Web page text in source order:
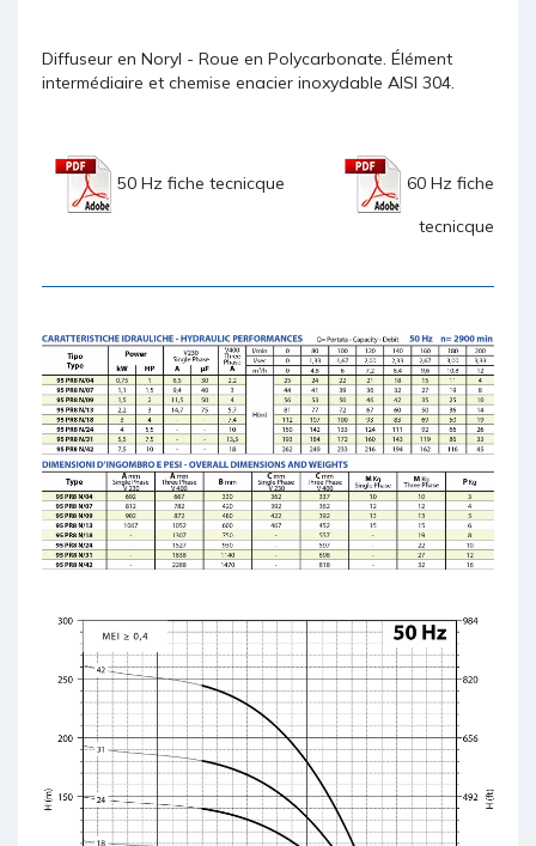
Diffuseur en Noryl - Roue en Polycarbonate. Élément
intermédiaire et chemise enacier inoxydable AISI 304.
50 Hz fiche tecnicque 60 Hz fiche
tecnicque